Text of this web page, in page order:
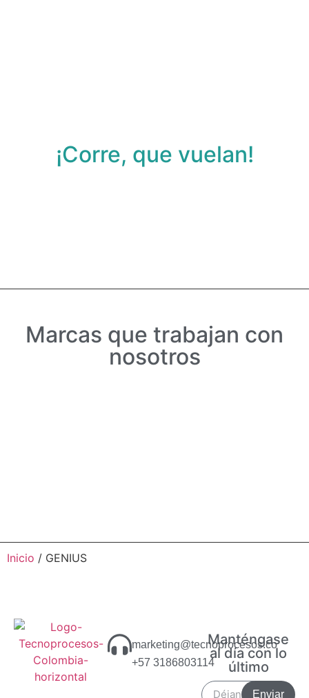
¡Corre, que vuelan!
Marcas que trabajan con
nosotros
Inicio / GENIUS
marketing@tecnoprocesos.co
+57 3186803114
Manténgase
al día con lo
último
Enviar